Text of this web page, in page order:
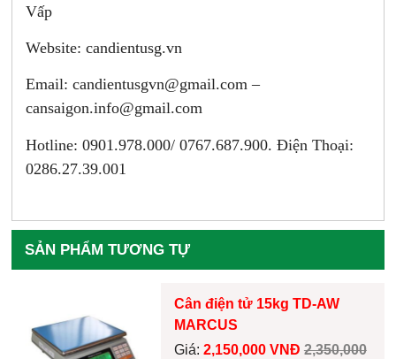
Vấp
Website: candientusg.vn
Email:candientusgvn@gmail.com –
cansaigon.info@gmail.com
Hotline: 0901.978.000/ 0767.687.900. Điện Thoại:
0286.27.39.001
SẢN PHẨM TƯƠNG TỰ
Cân điện tử 15kg TD-AW
MARCUS
Giá: 2,150,000 VNĐ 2,350,000